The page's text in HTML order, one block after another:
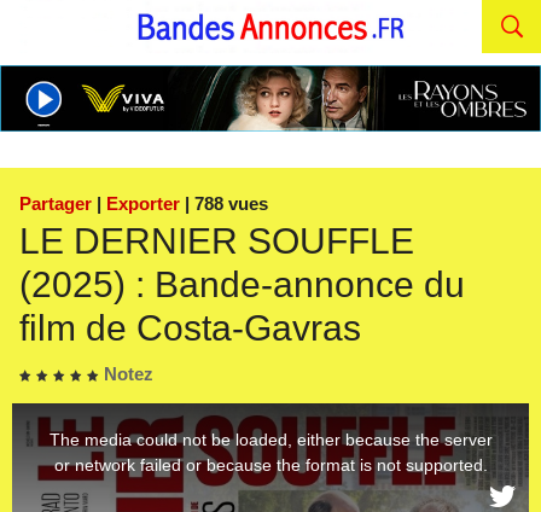
Partager | Exporter | 788 vues
LE DERNIER SOUFFLE
(2025) : Bande-annonce du
film de Costa-Gavras
Notez